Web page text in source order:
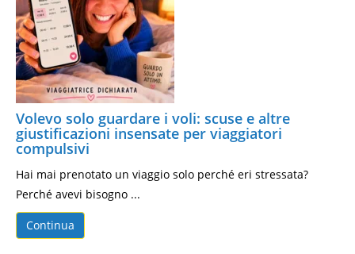
Volevo solo guardare i voli: scuse e altre
giustificazioni insensate per viaggiatori
compulsivi
Hai mai prenotato un viaggio solo perché eri stressata?
Perché avevi bisogno ...
Continua